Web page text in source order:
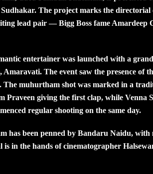
The project marks the
lead pair — Bigg Boss fame Amardeep
entertainer was launched with a
The event saw the presence of
The muhurtham shot was marked in a
Praveen giving the first clap, while Venna
regular shooting on the same day.
has been penned by Bandaru Naidu, with
is in the hands of cinematographer